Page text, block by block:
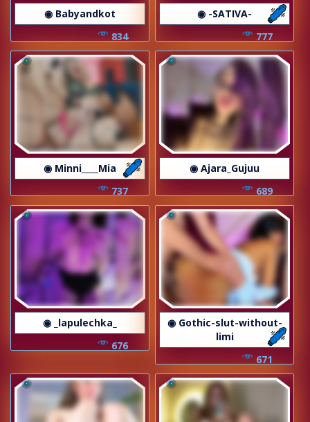
◉ Babyandkot
834
◉ -SATIVA-
777
◉ Minni____Mia
737
◉ Ajara_Gujuu
689
◉ _lapulechka_
676
◉ Gothic-slut-without-
limi
671